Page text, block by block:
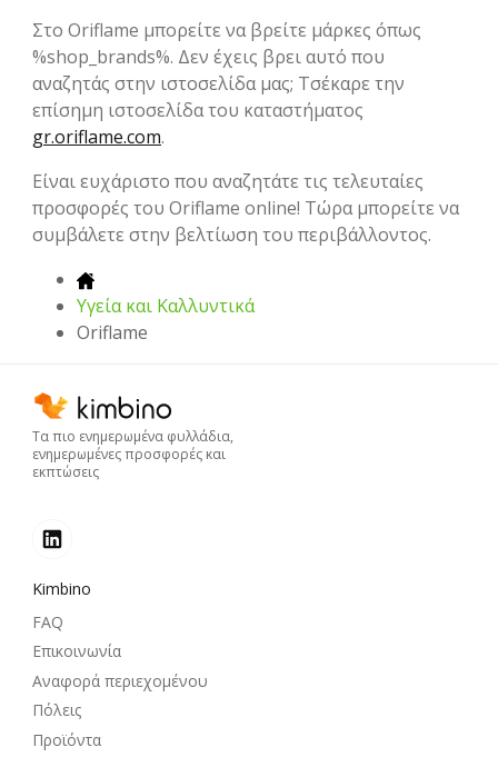
Στο Oriflame μπορείτε να βρείτε μάρκες όπως
%shop_brands%. Δεν έχεις βρει αυτό που
αναζητάς στην ιστοσελίδα μας; Tσέκαρε την
επίσημη ιστοσελίδα του καταστήματος
gr.oriflame.com.
Eίναι ευχάριστο που αναζητάτε τις τελευταίες
προσφορές του Oriflame online! Τώρα μπορείτε να
συμβάλετε στην βελτίωση του περιβάλλοντος.
Υγεία και Καλλυντικά
Oriflame
Τα πιο ενημερωμένα φυλλάδια,
ενημερωμένες προσφορές και
εκπτώσεις
Kimbino
FAQ
Επικοινωνία
Αναφορά περιεχομένου
Πόλεις
Προϊόντα